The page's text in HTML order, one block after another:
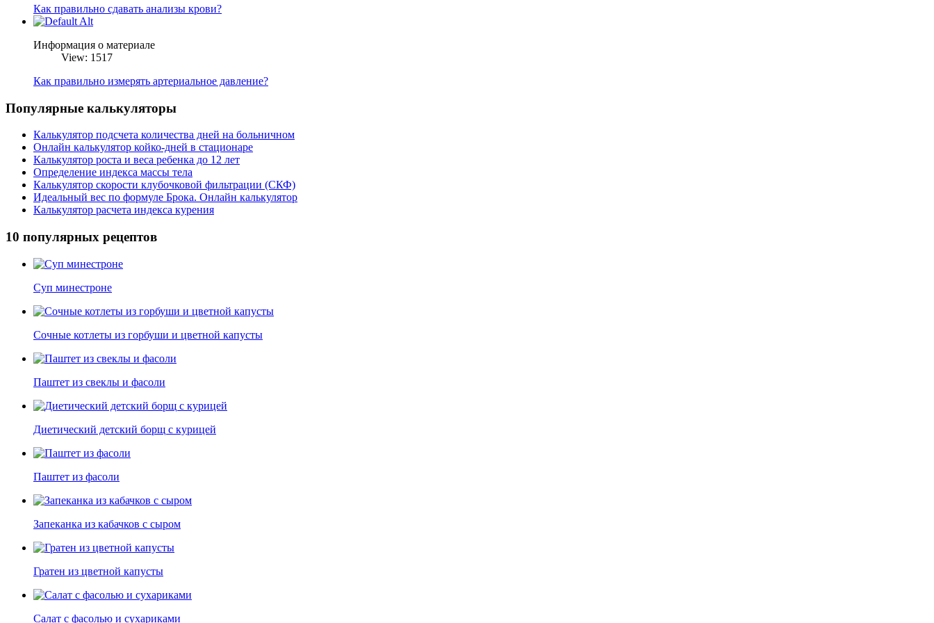
Как правильно сдавать анализы крови?
Информация о материале
View: 1517
Как правильно измерять артериальное давление?
Популярные калькуляторы
Калькулятор подсчета количества дней на больничном
Онлайн калькулятор койко-дней в стационаре
Калькулятор роста и веса ребенка до 12 лет
Определение индекса массы тела
Калькулятор скорости клубочковой фильтрации (СКФ)
Идеальный вес по формуле Брока. Онлайн калькулятор
Калькулятор расчета индекса курения
10 популярных рецептов
Суп минестроне
Сочные котлеты из горбуши и цветной капусты
Паштет из свеклы и фасоли
Диетический детский борщ с курицей
Паштет из фасоли
Запеканка из кабачков с сыром
Гратен из цветной капусты
Салат с фасолью и сухариками